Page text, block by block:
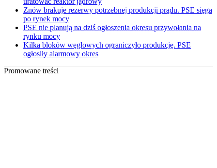
Znów brakuje rezerwy potrzebnej produkcji prądu. PSE sięga
po rynek mocy
PSE nie planują na dziś ogłoszenia okresu przywołania na
rynku mocy
Kilka bloków węglowych ograniczyło produkcję. PSE
ogłosiły alarmowy okres
Promowane treści